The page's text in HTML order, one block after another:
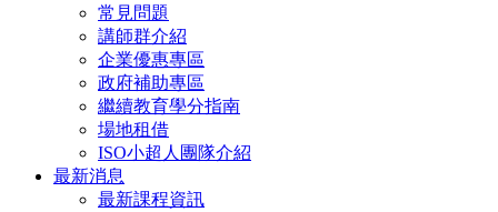
常見問題
講師群介紹
企業優惠專區
政府補助專區
繼續教育學分指南
場地租借
ISO小超人團隊介紹
最新消息
最新課程資訊